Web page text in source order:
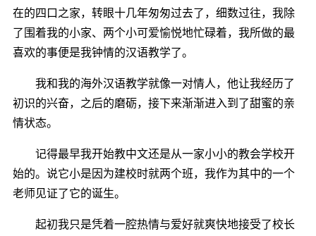
在的四口之家，转眼十几年匆匆过去了，细数过往，我除
了围着我的小家、两个小可爱愉悦地忙碌着，我所做的最
喜欢的事便是我钟情的汉语教学了。
我和我的海外汉语教学就像一对情人，他让我经历了
初识的兴奋，之后的磨砺，接下来渐渐进入到了甜蜜的亲
情状态。
记得最早我开始教中文还是从一家小小的教会学校开
始的。说它小是因为建校时就两个班，我作为其中的一个
老师见证了它的诞生。
起初我只是凭着一腔热情与爱好就爽快地接受了校长